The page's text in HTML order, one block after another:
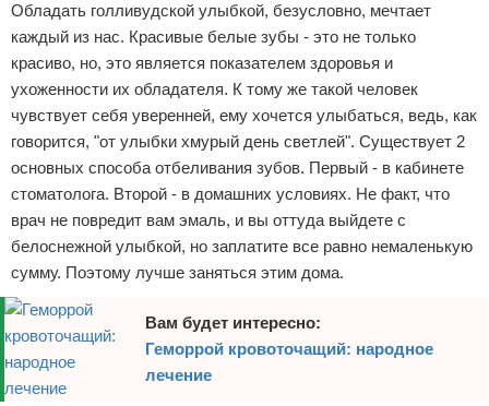
Отказ от ответственности
Обладать голливудской улыбкой, безусловно, мечтает
каждый из нас. Красивые белые зубы - это не только
красиво, но, это является показателем здоровья и
ухоженности их обладателя. К тому же такой человек
чувствует себя уверенней, ему хочется улыбаться, ведь, как
говорится, "от улыбки хмурый день светлей". Существует 2
основных способа отбеливания зубов. Первый - в кабинете
стоматолога. Второй - в домашних условиях. Не факт, что
врач не повредит вам эмаль, и вы оттуда выйдете с
белоснежной улыбкой, но заплатите все равно немаленькую
сумму. Поэтому лучше заняться этим дома.
Вам будет интересно:
Геморрой кровоточащий: народное
лечение